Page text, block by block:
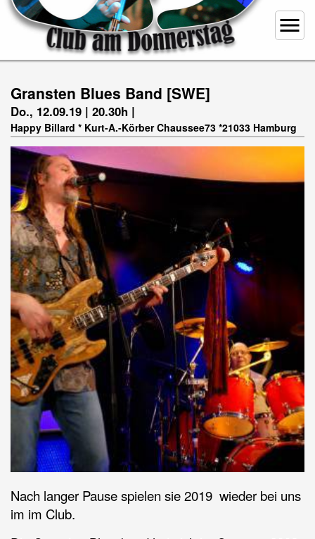
menu
Gransten Blues Band [SWE]
Do., 12.09.19 | 20.30h |
Happy Billard * Kurt-A.-Körber Chaussee73 *21033 Hamburg
Nach langer Pause spielen sie 2019 wieder bei uns
im im Club.